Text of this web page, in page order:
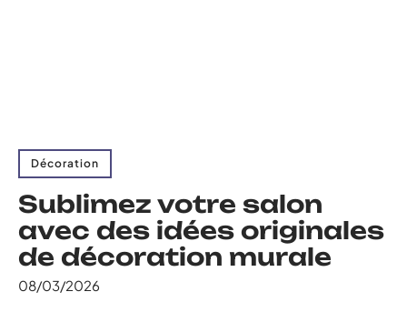
Décoration
Sublimez votre salon
avec des idées originales
de décoration murale
08/03/2026